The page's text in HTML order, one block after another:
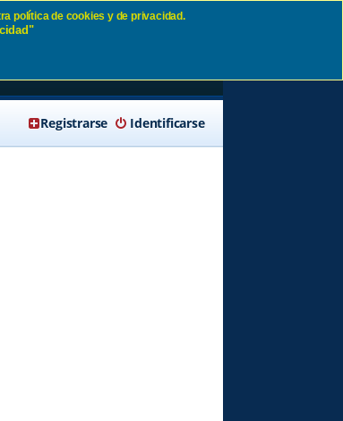
Identificarse
Registrarse
política de cookies y de privacidad.